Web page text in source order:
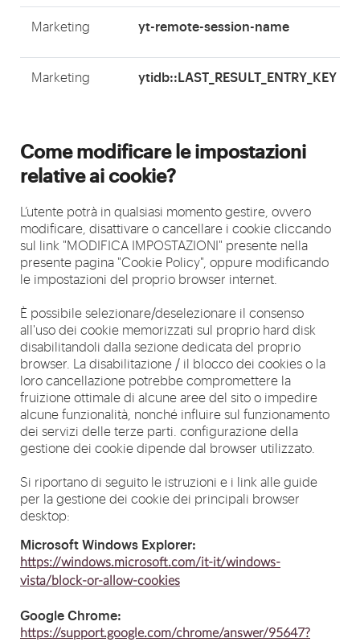
Marketing yt-remote-session-name
Marketing ytidb::LAST_RESULT_ENTRY_KEY
Come modificare le impostazioni
relative ai cookie?
L’utente potrà in qualsiasi momento gestire, ovvero
modificare, disattivare o cancellare i cookie cliccando
sul link "MODIFICA IMPOSTAZIONI" presente nella
presente pagina "Cookie Policy", oppure modificando
le impostazioni del proprio browser internet.
È possibile selezionare/deselezionare il consenso
all'uso dei cookie memorizzati sul proprio hard disk
disabilitandoli dalla sezione dedicata del proprio
browser. La disabilitazione / il blocco dei cookies o la
loro cancellazione potrebbe compromettere la
fruizione ottimale di alcune aree del sito o impedire
alcune funzionalità, nonché influire sul funzionamento
dei servizi delle terze parti. configurazione della
gestione dei cookie dipende dal browser utilizzato.
Si riportano di seguito le istruzioni e i link alle guide
per la gestione dei cookie dei principali browser
desktop:
Microsoft Windows Explorer:
https://windows.microsoft.com/it-it/windows-
vista/block-or-allow-cookies
Google Chrome:
https://support.google.com/chrome/answer/95647?